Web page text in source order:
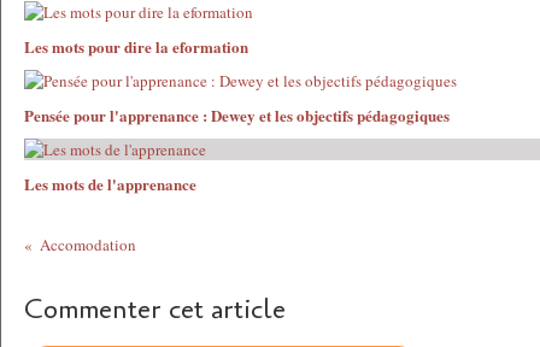
Les mots pour dire la eformation
Pensée pour l'apprenance : Dewey et les objectifs pédagogiques
Les mots de l'apprenance
Accomodation
Commenter cet article